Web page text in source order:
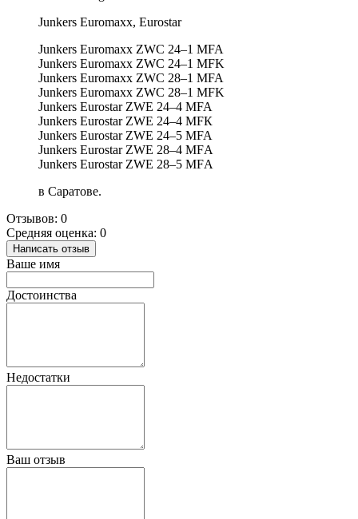
Junkers Euromaxx, Eurostar
Junkers Euromaxx ZWC 24–1 MFA
Junkers Euromaxx ZWC 24–1 MFK
Junkers Euromaxx ZWC 28–1 MFA
Junkers Euromaxx ZWC 28–1 MFK
Junkers Eurostar ZWE 24–4 MFA
Junkers Eurostar ZWE 24–4 MFК
Junkers Eurostar ZWE 24–5 MFA
Junkers Eurostar ZWE 28–4 MFА
Junkers Eurostar ZWE 28–5 MFА
в Саратове.
Отзывов: 0
Средняя оценка: 0
Написать отзыв
Ваше имя
Достоинства
Недостатки
Ваш отзыв